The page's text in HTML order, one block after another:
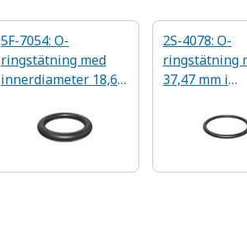
5F-7054: O-
ringstätning med
innerdiameter 18,64
2S-4078: O-
ringstätning
37,47 mm i